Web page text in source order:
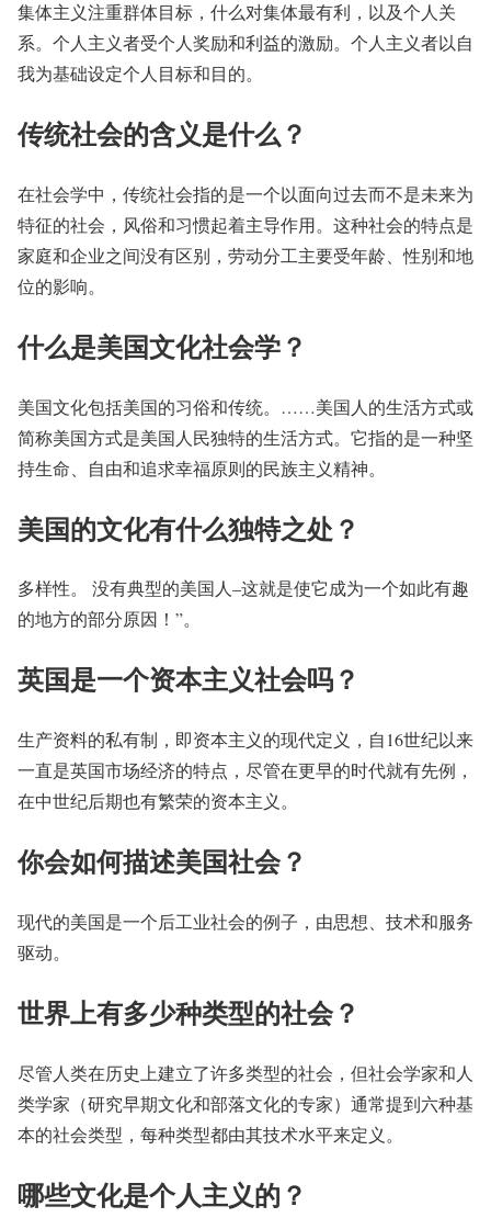
集体主义注重群体目标，什么对集体最有利，以及个人关
系。个人主义者受个人奖励和利益的激励。个人主义者以自
我为基础设定个人目标和目的。
传统社会的含义是什么？
在社会学中，传统社会指的是一个以面向过去而不是未来为
特征的社会，风俗和习惯起着主导作用。这种社会的特点是
家庭和企业之间没有区别，劳动分工主要受年龄、性别和地
位的影响。
什么是美国文化社会学？
美国文化包括美国的习俗和传统。……美国人的生活方式或
简称美国方式是美国人民独特的生活方式。它指的是一种坚
持生命、自由和追求幸福原则的民族主义精神。
美国的文化有什么独特之处？
多样性。 没有典型的美国人–这就是使它成为一个如此有趣
的地方的部分原因！”。
英国是一个资本主义社会吗？
生产资料的私有制，即资本主义的现代定义，自16世纪以来
一直是英国市场经济的特点，尽管在更早的时代就有先例，
在中世纪后期也有繁荣的资本主义。
你会如何描述美国社会？
现代的美国是一个后工业社会的例子，由思想、技术和服务
驱动。
世界上有多少种类型的社会？
尽管人类在历史上建立了许多类型的社会，但社会学家和人
类学家（研究早期文化和部落文化的专家）通常提到六种基
本的社会类型，每种类型都由其技术水平来定义。
哪些文化是个人主义的？